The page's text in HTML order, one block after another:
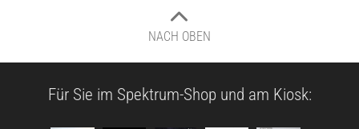
NACH OBEN
Für Sie im Spektrum-Shop und am Kiosk: